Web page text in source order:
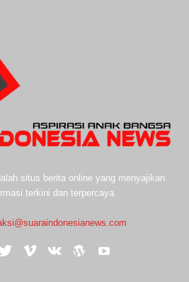
situs berita online yang menyajikan
terkini dan terpercaya.